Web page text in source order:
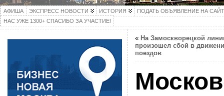
АФИША ЭКСПРЕСС НОВОСТИ ИСТОРИЯ
ПОДАТЬ ОБЪЯВЛЕНИЕ НА
НАС УЖЕ 1300+ СПАСИБО ЗА УЧАСТИЕ!
« На Замоскворецкой
произошел сбой в
поездов